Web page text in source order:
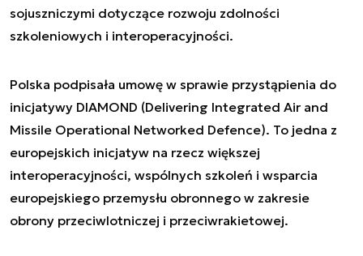
sojuszniczymi dotyczące rozwoju zdolności
szkoleniowych i interoperacyjności.
Polska podpisała umowę w sprawie przystąpienia do
inicjatywy DIAMOND (Delivering Integrated Air and
Missile Operational Networked Defence). To jedna z
europejskich inicjatyw na rzecz większej
interoperacyjności, wspólnych szkoleń i wsparcia
europejskiego przemysłu obronnego w zakresie
obrony przeciwlotniczej i przeciwrakietowej.